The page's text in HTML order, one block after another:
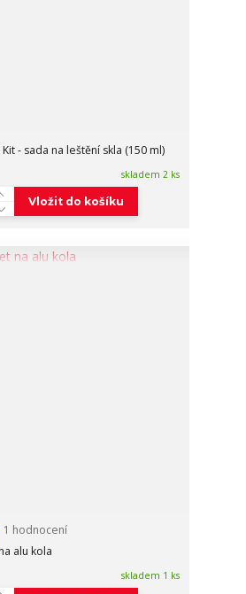
- sada na leštění skla (150 ml)
skladem 2 ks
Vložit do košíku
1 hodnocení
alu kola
skladem 1 ks